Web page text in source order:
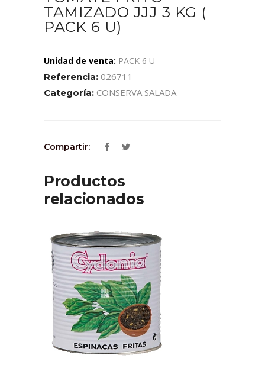
TAMIZADO JJJ 3 KG (
PACK 6 U)
Unidad de venta: PACK 6 U
Referencia: 026711
Categoría: CONSERVA SALADA
Compartir:
Productos
relacionados